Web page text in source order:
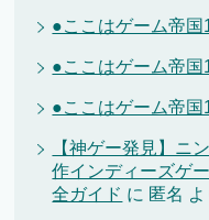
●ここはゲーム帝国
●ここはゲーム帝国
●ここはゲーム帝国
【神ゲー発見】ニ
作インディーズゲ
全ガイド に 匿名 よ